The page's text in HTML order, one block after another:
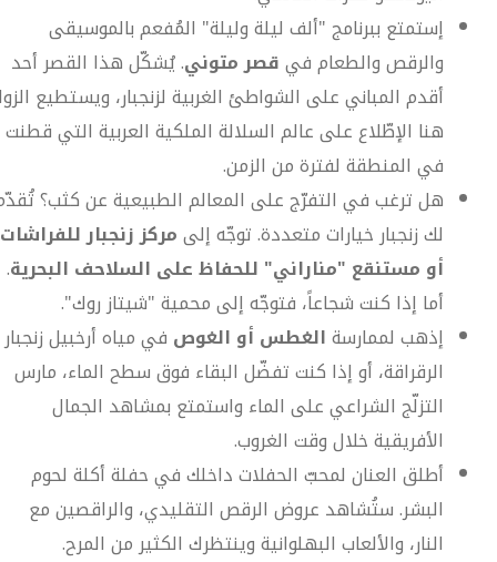
إستمتع ببرنامج "ألف ليلة وليلة" المُفعم بالموسيقى
والرقص والطعام فيقصر متوني. يُشكّل هذا القصر أحد
أقدم المباني على الشواطئ الغربية لزنجبار، ويستطيع
هنا الإطّلاع على عالم السلالة الملكية العربية التي قطنت
في المنطقة لفترة من الزمن.
هل ترغب في التفرّج على المعالم الطبيعية عن كثب؟
لك زنجبار خيارات متعددة. توجّه إلىمركز زنجبار
أو مستنقع "مناراني" للحفاظ على السلاحف البحرية.
أما إذا كنت شجاعاً، فتوجّه إلى محمية "شيتاز روك".
إذهب لممارسةالغطس أو الغوص في مياه أرخبيل زنجبار
الرقراقة، أو إذا كنت تفضّل البقاء فوق سطح الماء، مارس
التزلّج الشراعي على الماء واستمتع بمشاهد الجمال
الأفريقية خلال وقت الغروب.
أطلق العنان لمحبّ الحفلات داخلك في حفلة أكلة لحوم
البشر. ستُشاهد عروض الرقص التقليدي، والراقصين مع
النار، والألعاب البهلوانية وينتظرك الكثير من المرح.